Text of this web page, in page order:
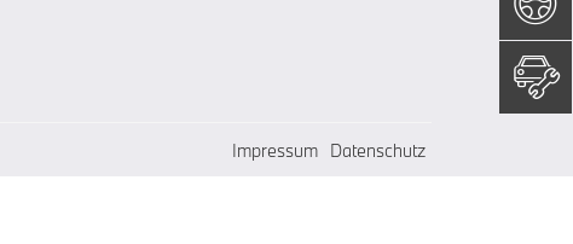
Impressum Datenschutz